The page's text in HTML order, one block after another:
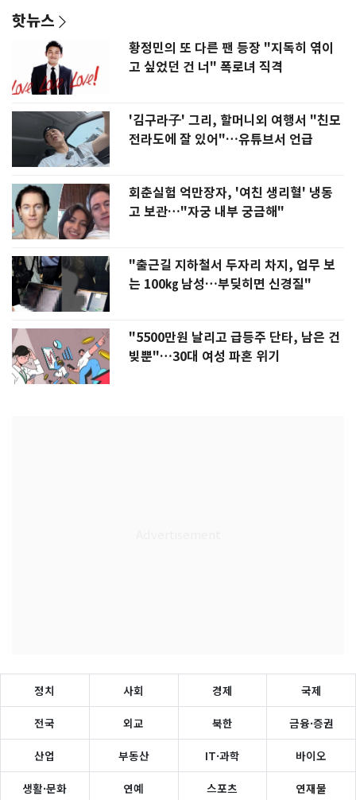
핫뉴스
황정민의 또 다른 팬 등장 "지독히 엮이
고 싶었던 건 너" 폭로녀 직격
'김구라子' 그리, 할머니외 여행서 "친모
전라도에 잘 있어"…유튜브서 언급
회춘실험 억만장자, '여친 생리혈' 냉동
고 보관…"자궁 내부 궁금해"
"출근길 지하철서 두자리 차지, 업무 보
는 100㎏ 남성…부딪히면 신경질"
"5500만원 날리고 급등주 단타, 남은 건
빚뿐"…30대 여성 파혼 위기
정치 사회 경제 국제
전국 외교 북한 금융·증권
산업 부동산 IT·과학 바이오
생활·문화 연예 스포츠 연재물